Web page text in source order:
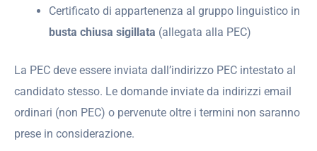
Certificato di appartenenza al gruppo linguistico in
busta chiusa sigillata (allegata alla PEC)
La PEC deve essere inviata dall’indirizzo PEC intestato al
candidato stesso. Le domande inviate da indirizzi email
ordinari (non PEC) o pervenute oltre i termini non saranno
prese in considerazione.